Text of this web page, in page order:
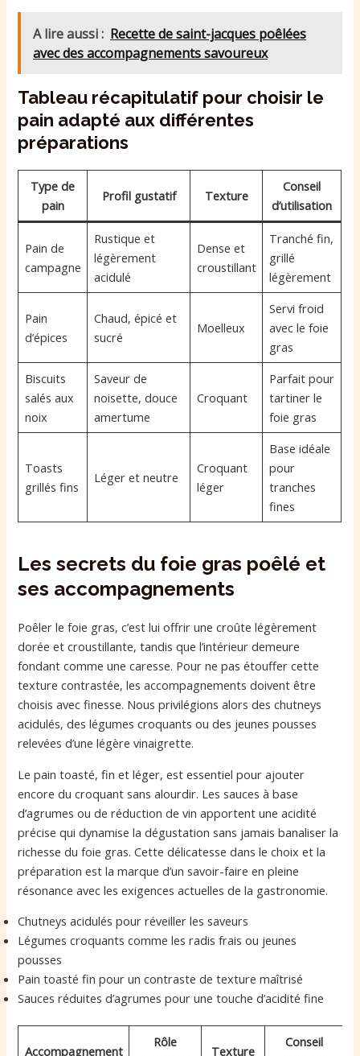
A lire aussi : Recette de saint-jacques poêlées
avec des accompagnements savoureux
Tableau récapitulatif pour choisir le
pain adapté aux différentes
préparations
Type de
pain
Profil gustatif Texture
Conseil
d’utilisation
Pain de
campagne
Rustique et
légèrement
acidulé
Dense et
croustillant
Tranché fin,
grillé
légèrement
Pain
d’épices
Chaud, épicé et
sucré
Moelleux
Servi froid
avec le foie
gras
Biscuits
salés aux
noix
Saveur de
noisette, douce
amertume
Croquant
Parfait pour
tartiner le
foie gras
Toasts
grillés fins
Léger et neutre
Croquant
léger
Base idéale
pour
tranches
fines
Les secrets du foie gras poêlé et
ses accompagnements
Poêler le foie gras, c’est lui offrir une croûte légèrement
dorée et croustillante, tandis que l’intérieur demeure
fondant comme une caresse. Pour ne pas étouffer cette
texture contrastée, les accompagnements doivent être
choisis avec finesse. Nous privilégions alors des chutneys
acidulés, des légumes croquants ou des jeunes pousses
relevées d’une légère vinaigrette.
Le pain toasté, fin et léger, est essentiel pour ajouter
encore du croquant sans alourdir. Les sauces à base
d’agrumes ou de réduction de vin apportent une acidité
précise qui dynamise la dégustation sans jamais banaliser la
richesse du foie gras. Cette délicatesse dans le choix et la
préparation est la marque d’un savoir-faire en pleine
résonance avec les exigences actuelles de la gastronomie.
Chutneys acidulés pour réveiller les saveurs
Légumes croquants comme les radis frais ou jeunes
pousses
Pain toasté fin pour un contraste de texture maîtrisé
Sauces réduites d’agrumes pour une touche d’acidité fine
Accompagnement
Rôle
Texture
Conseil